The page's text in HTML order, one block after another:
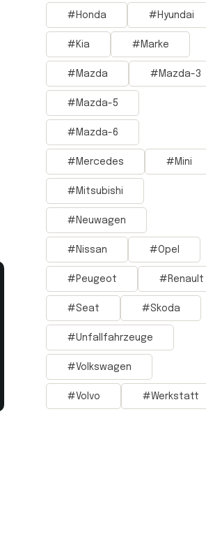
Honda Hyundai
Kia Marke
Mazda Mazda-3
Mazda-5
Mazda-6
Mercedes Mini
Mitsubishi
Neuwagen
Nissan Opel
Peugeot Renault
Seat Skoda
Unfallfahrzeuge
Volkswagen
Volvo Werkstatt